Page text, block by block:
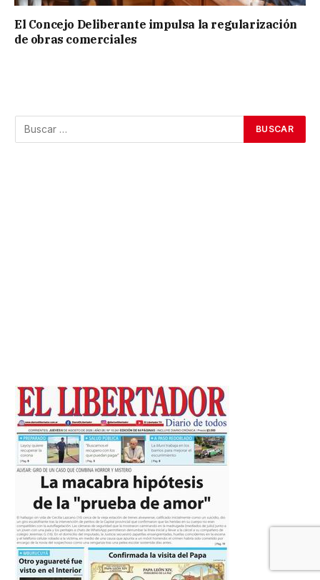
El Concejo Deliberante impulsa la regularización
de obras comerciales